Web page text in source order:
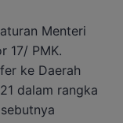
Menteri
17/ PMK.
ke Daerah
dalam rangka